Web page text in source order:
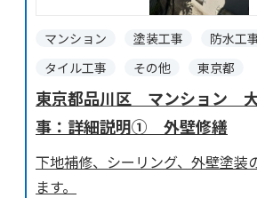
マンション 塗装工事
防水工
タイル工事
その他 東京都
東京都品川区 マンション
事：詳細説明① 外壁修繕
下地補修、シーリング、外壁塗装
ます。